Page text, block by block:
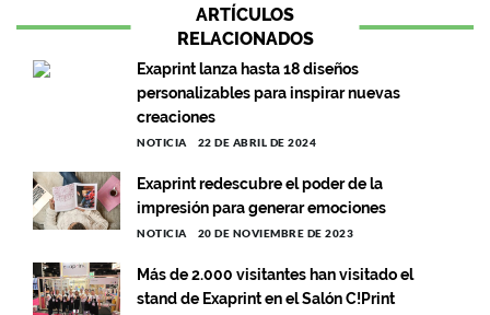
ARTÍCULOS
RELACIONADOS
Exaprint lanza hasta 18 diseños
personalizables para inspirar nuevas
creaciones
NOTICIA 22 DE ABRIL DE 2024
Exaprint redescubre el poder de la
impresión para generar emociones
NOTICIA 20 DE NOVIEMBRE DE 2023
Más de 2.000 visitantes han visitado el
stand de Exaprint en el Salón C!Print